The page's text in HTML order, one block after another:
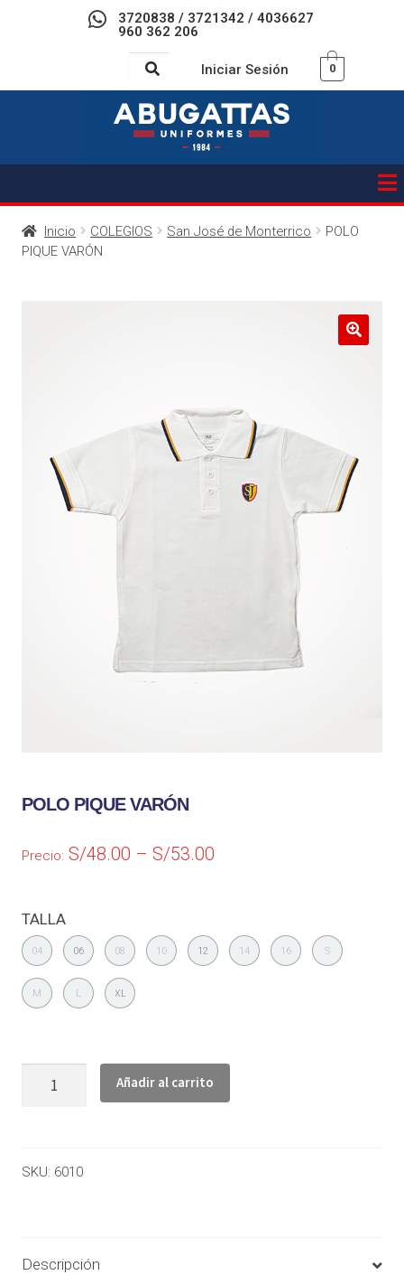
3720838 / 3721342 / 4036627
960 362 206
Iniciar Sesión 0
Inicio COLEGIOS San José de Monterrico
POLO
PIQUE VARÓN
POLO PIQUE VARÓN
Precio: S/48.00 –S/53.00
TALLA
04 06 08 10 12 14 16 S
M L XL
Añadir al carrito
SKU: 6010
Descripción